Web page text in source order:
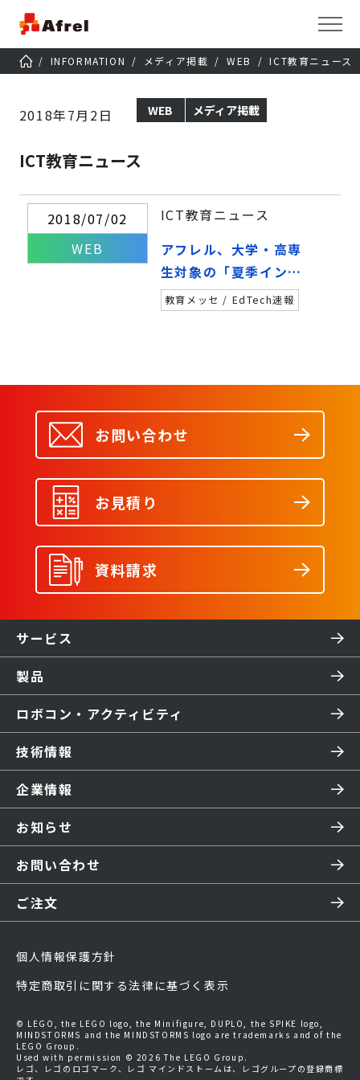
INFORMATION メディア掲載 WEB ICT教育ニュース
2018年7月2日 WEB メディア掲載
ICT教育ニュース
2018/07/02
WEB
ICT教育ニュース
アフレル、大学・高専
生対象の「夏季インタ
ーンシップ」を募集
教育メッセ / EdTech速報
お問い合わせ
お見積り
資料請求
サービス
製品
ロボコン・アクティビティ
技術情報
企業情報
お知らせ
お問い合わせ
ご注文
個人情報保護方針
特定商取引に関する法律に基づく表示
© LEGO, the LEGO logo, the Minifigure, DUPLO, the SPIKE logo,
MINDSTORMS and the MINDSTORMS logo are trademarks and of the
LEGO Group.
Used with permission © 2026 The LEGO Group.
レゴ、レゴのロゴマーク、レゴ マインドストームは、レゴグループの登録商標